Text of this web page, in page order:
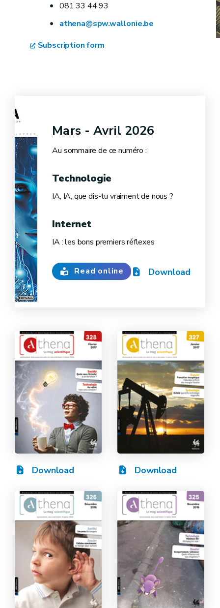
081 33 44 93
athena@spw.wallonie.be
Subscription form
Mars - Avril 2026
Au sommaire de ce numéro :
Technologie
IA, IA, que dis-tu vraiment de nous ?
Internet
IA : les bons premiers réflexes
Read online Download
Download Download